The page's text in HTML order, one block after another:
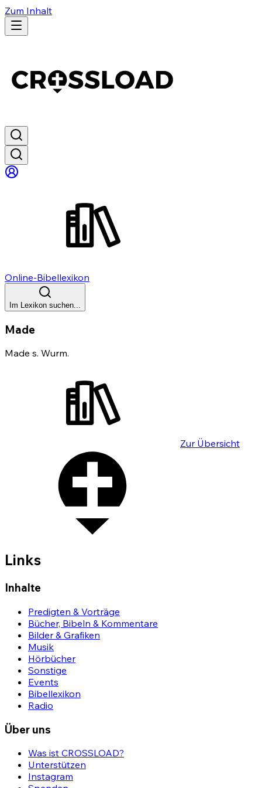
Zum Inhalt
Online-Bibellexikon
Im Lexikon suchen...
Made
Made s. Wurm.
Zur Übersicht
Links
Inhalte
Predigten & Vorträge
Bücher, Bibeln & Kommentare
Bilder & Grafiken
Musik
Hörbücher
Sonstige
Events
Bibellexikon
Radio
Über uns
Was ist CROSSLOAD?
Unterstützen
Instagram